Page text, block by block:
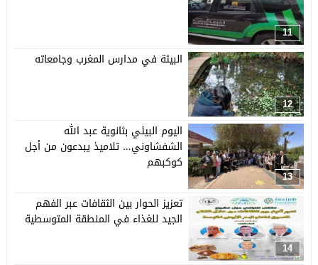
11
12
البيئة في مدارس المغرب وجامعاته
13
اليوم البيئي بثانوية عبد الله
الشفشاوني… تلاميذ يبدعون من أجل
كوكبهم
14
تعزيز الحوار بين الثقافات عبر الفهم
الجيد للغذاء في المنطقة المتوسطية